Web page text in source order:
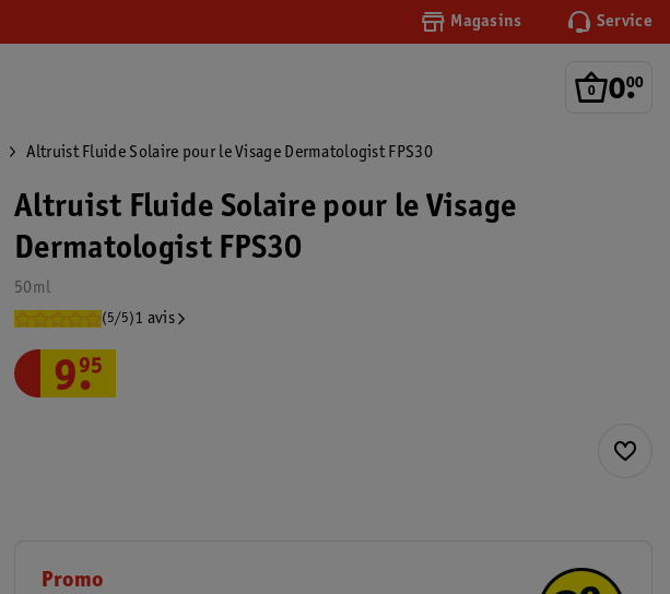
Magasins Service
0.
00
Altruist Fluide Solaire pour le Visage Dermatologist FPS30
Altruist Fluide Solaire pour le Visage
Dermatologist FPS30
50ml
(5/5)1 avis
9.
95
Promo